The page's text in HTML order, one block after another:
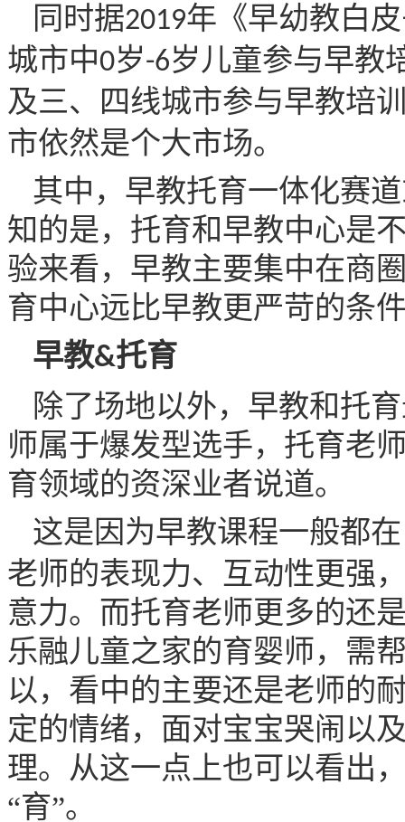
同时据2019年《早幼教白
城市中0岁-6岁儿童参与早教
及三、四线城市参与早教培
市依然是个大市场。
其中，早教托育一体化赛
知的是，托育和早教中心是
验来看，早教主要集中在商
育中心远比早教更严苛的条
早教&托育
除了场地以外，早教和托
师属于爆发型选手，托育老
育领域的资深业者说道。
这是因为早教课程一般都在
老师的表现力、互动性更强
意力。而托育老师更多的还
乐融儿童之家的育婴师，需
以，看中的主要还是老师的
定的情绪，面对宝宝哭闹以
理。从这一点上也可以看出
“育”。